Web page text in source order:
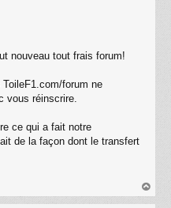
nouveau tout frais forum!
forum ne
vous réinscrire.
ce qui a fait notre
de la façon dont le transfert
au